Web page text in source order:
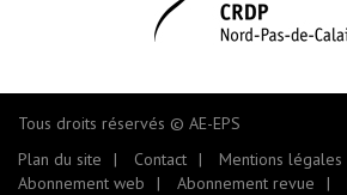
Tous droits réservés © AE-EPS
Plan du site
Contact Mentions légales
Abonnement web
Abonnement revue